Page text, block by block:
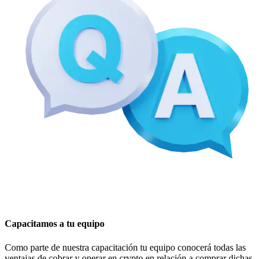
Capacitamos a tu equipo
Como parte de nuestra capacitación tu equipo conocerá todas las